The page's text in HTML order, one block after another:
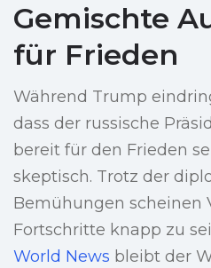
Gemischte
für Frieden
Während Trump
dass der russische
bereit für den Frieden
skeptisch. Trotz der
Bemühungen scheinen
Fortschritte knapp zu
World News bleibt der